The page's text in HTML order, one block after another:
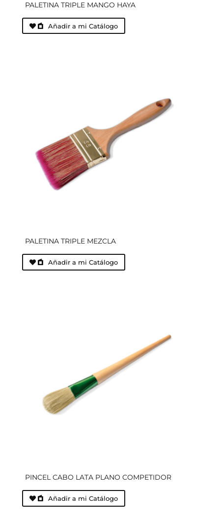
PALETINA TRIPLE MANGO HAYA
Añadir a mi Catálogo
PALETINA TRIPLE MEZCLA
Añadir a mi Catálogo
PINCEL CABO LATA PLANO COMPETIDOR
Añadir a mi Catálogo